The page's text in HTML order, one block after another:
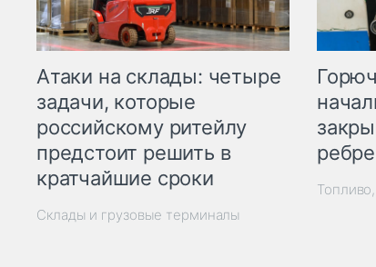
Атаки на склады: четыре
задачи, которые
российскому ритейлу
предстоит решить в
кратчайшие сроки
Склады и грузовые терминалы